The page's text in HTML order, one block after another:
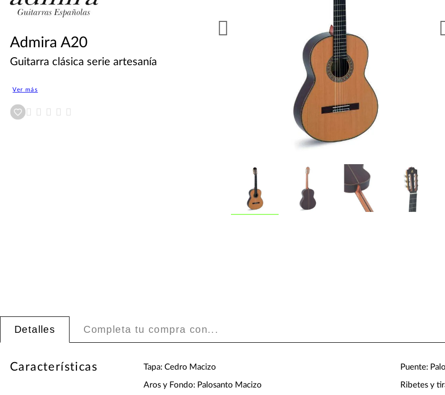
Admira A20
Guitarra clásica serie artesanía
Ver más
Detalles Completa tu compra con...
Características Tapa: Cedro Macizo
Aros y Fondo: Palosanto Macizo
Puente:
Ribetes y